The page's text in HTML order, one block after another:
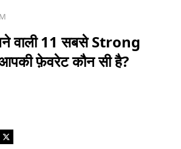
वाली 11 सबसे Strong
फ़ेवरेट कौन सी है?